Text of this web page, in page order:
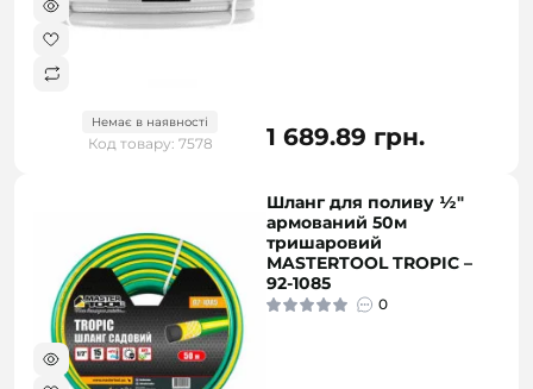
Немає в наявності
Код товару: 7578 1 689.89 грн.
Шланг для поливу ½"
армований 50м
тришаровий
MASTERTOOL TROPIC –
92-1085
0